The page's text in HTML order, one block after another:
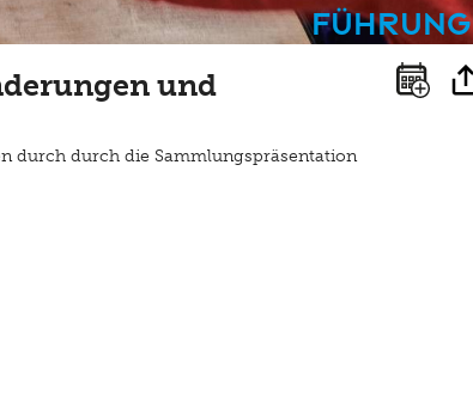
Führung
und
durch durch die Sammlungspräsentation